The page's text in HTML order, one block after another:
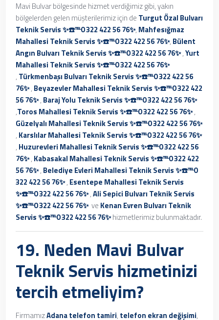
Mavi Bulvar bölgesinde hizmet verdiğimiz gibi, yakın
bölgelerden gelen müşterilerimiz için de Turgut Özal Bulvarı
Teknik Servis ✨☎️℡0 322 422 56 76✨, Mahfesığmaz
Mahallesi Teknik Servis ✨☎️℡0 322 422 56 76✨, Bülent
Angın Bulvarı Teknik Servis ✨☎️℡0 322 422 56 76✨,Yurt
Mahallesi Teknik Servis ✨☎️℡0 322 422 56 76✨
, Türkmenbaşı Bulvarı Teknik Servis ✨☎️℡0 322 422 56
76✨, Beyazevler Mahallesi Teknik Servis ✨☎️℡0 322 422
56 76✨, Baraj Yolu Teknik Servis ✨☎️℡0 322 422 56 76✨
,Toros Mahallesi Teknik Servis ✨☎️℡0 322 422 56 76✨,
Güzelyalı Mahallesi Teknik Servis ✨☎️℡0 322 422 56 76✨
, Karslılar Mahallesi Teknik Servis ✨☎️℡0 322 422 56 76✨
, Huzurevleri Mahallesi Teknik Servis ✨☎️℡0 322 422 56
76✨, Kabasakal Mahallesi Teknik Servis ✨☎️℡0 322 422
56 76✨, Belediye Evleri Mahallesi Teknik Servis ✨☎️℡0
322 422 56 76✨, Esentepe Mahallesi Teknik Servis
✨☎️℡0 322 422 56 76✨,Ali Sepici Bulvarı Teknik Servis
✨☎️℡0 322 422 56 76✨ve Kenan Evren Bulvarı Teknik
Servis ✨☎️℡0 322 422 56 76✨hizmetlerimiz bulunmaktadır.
19. Neden Mavi Bulvar
Teknik Servis hizmetinizi
tercih etmeliyim?
FirmamızAdana telefon tamiri, telefon ekran değişimi,